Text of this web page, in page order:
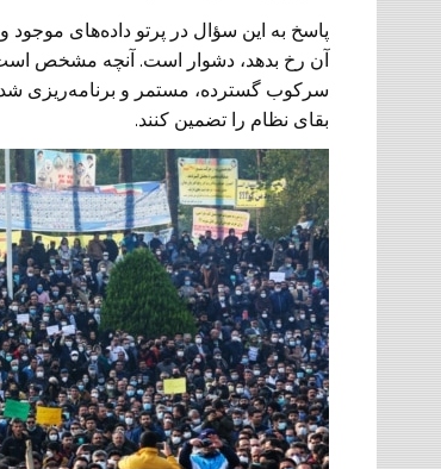
پاسخ به این سؤال در پرتو داده‌های موجود
آن رخ بدهد، دشوار است. آنچه مشخص است
سرکوب گسترده، مستمر و برنامه‌ریزی
بقای نظام را تضمین کنند.